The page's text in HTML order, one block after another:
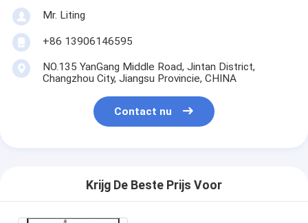
Mr. Liting
+86 13906146595
NO.135 YanGang Middle Road, Jintan District,
Changzhou City, Jiangsu Provincie, CHINA
Contact nu
Krijg De Beste Prijs Voor